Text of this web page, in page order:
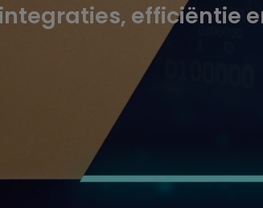
efficiëntie